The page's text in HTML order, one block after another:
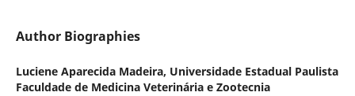
Author Biographies
Luciene Aparecida Madeira, Universidade Estadual Paulista
Faculdade de Medicina Veterinária e Zootecnia